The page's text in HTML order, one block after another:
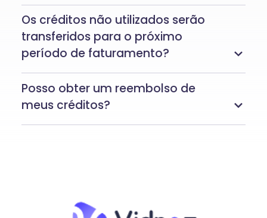
Os créditos não utilizados serão
transferidos para o próximo
período de faturamento?
Posso obter um reembolso de
meus créditos?